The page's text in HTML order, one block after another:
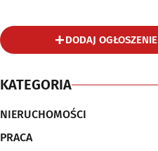
DODAJ OGŁOSZENIE
KATEGORIA
NIERUCHOMOŚCI
PRACA